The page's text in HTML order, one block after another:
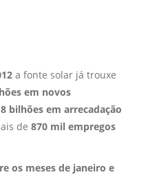
a fonte solar já trouxe
em novos
bilhões em arrecadação
de 870 mil empregos
os meses de janeiro e